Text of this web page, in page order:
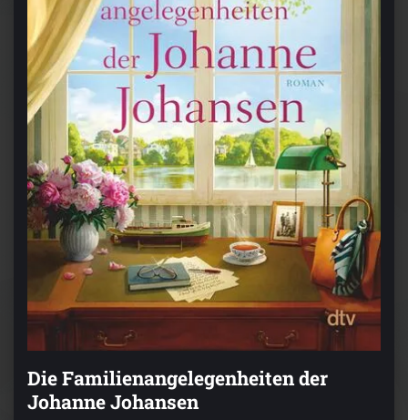
Die Familienangelegenheiten der
Johanne Johansen